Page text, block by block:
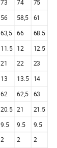
73 74
75
56 58,5 61
63,5 66
68.5
11.5 12
12.5
21 22
23
13 13.5
14
62 62,5
63
20.5 21
21.5
9.5 9.5 9.5
2 2 2